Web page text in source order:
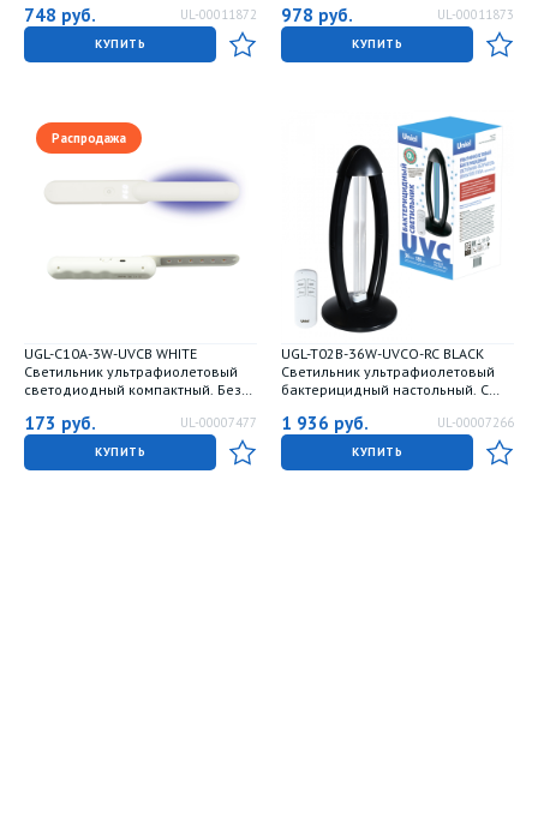
Вт. Спектр UVC 253.7нм.
Накладной. Корпус белый. ТМ
Uniel
748 руб. UL-00011872
КУПИТЬ
Вт. Спектр UVC 253.7нм.
Накладной. Корпус белый. ТМ
Uniel
978 руб. UL-00011873
КУПИТЬ
Распродажа
UGL-C10A-3W-UVСB WHITE
Светильник ультрафиолетовый
светодиодный компактный. Без
Uniel
173 руб. UL-00007477
КУПИТЬ
UGL-T02B-36W-UVCO-RC BLACK
Светильник ультрафиолетовый
бактерицидный настольный. С
пультом ДУ. Корпус черный. ТМ
Uniel
1 936 руб. UL-00007266
КУПИТЬ